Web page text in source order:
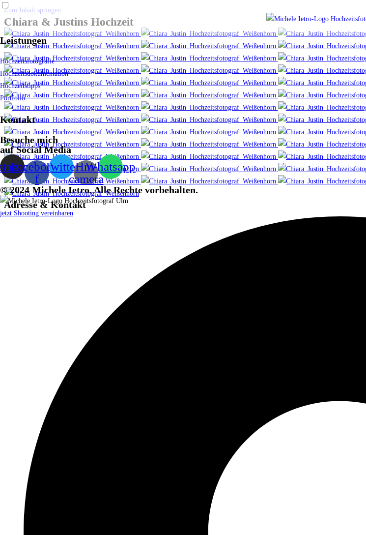
Zum Inhalt springen
Leistungen
Hochzeitsfotografie
Hochzeitsdokumentation
Hochzeitstipps
Portfolio
Kontakt
Besuche mich
auf Social Media
Facebook-
f
TwitterHm-
camera
Whatsapp
© 2024 Michele Ietro. Alle Rechte vorbehalten.
jetzt Shooting vereinbaren
Chiara & Justins Hochzeit
Adresse & Kontakt